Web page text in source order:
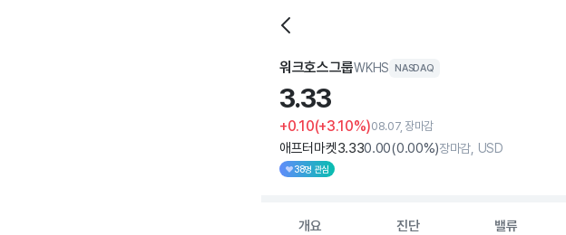
워크호스그룹WKHS NASDAQ
3.33
+0.10(+3.10%)08.07, 장마감
애프터마켓3.330.00(0.00%)장마감, USD
38명 관심
개요 진단 밸류